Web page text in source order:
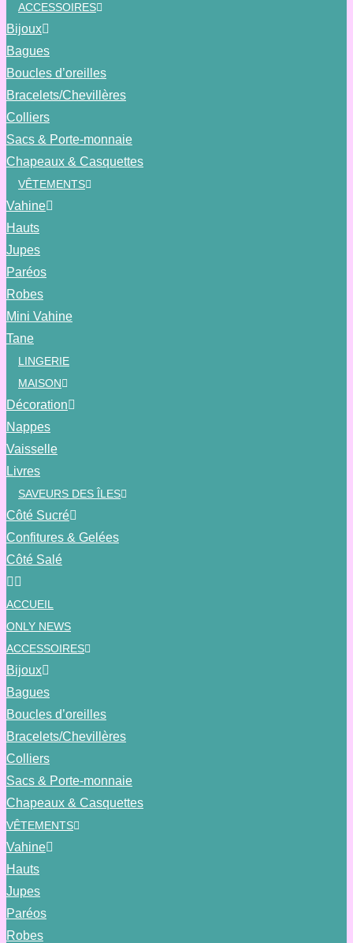
ACCESSOIRES
Bijoux
Bagues
Boucles d’oreilles
Bracelets/Chevillères
Colliers
Sacs & Porte-monnaie
Chapeaux & Casquettes
VÊTEMENTS
Vahine
Hauts
Jupes
Paréos
Robes
Mini Vahine
Tane
LINGERIE
MAISON
Décoration
Nappes
Vaisselle
Livres
SAVEURS DES ÎLES
Côté Sucré
Confitures & Gelées
Côté Salé
ACCUEIL
ONLY NEWS
ACCESSOIRES
Bijoux
Bagues
Boucles d’oreilles
Bracelets/Chevillères
Colliers
Sacs & Porte-monnaie
Chapeaux & Casquettes
VÊTEMENTS
Vahine
Hauts
Jupes
Paréos
Robes